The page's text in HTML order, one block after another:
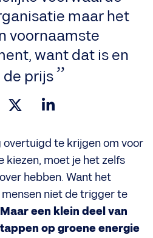
maar het
voornaamste
want dat is en
prijs
overtuigd te krijgen om voor
kiezen, moet je het zelfs
hebben. Want het
niet de trigger te
Maar een klein deel van
op groene energie